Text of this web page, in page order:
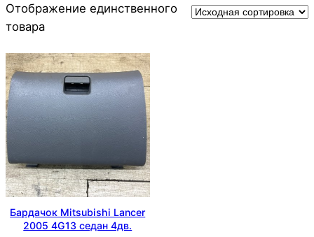
Отображение единственного
товара
Бардачок Mitsubishi Lancer
2005 4G13 седан 4дв.